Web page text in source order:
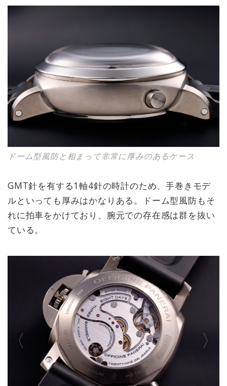
ドーム型風防と相まって非常に厚みのあるケース
GMT針を有する1軸4針の時計のため、手巻きモデ
ルといっても厚みはかなりある。ドーム型風防もそ
れに拍車をかけており、腕元での存在感は群を抜い
ている。